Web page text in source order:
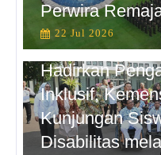
Perwira
22 Jul 2026
Hadirkan
Inklusif,
Kunjungan
Disabilitas